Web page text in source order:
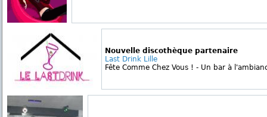
Nouvelle discothèque partenaire
Last Drink Lille
Fête Comme Chez Vous ! - Un bar à